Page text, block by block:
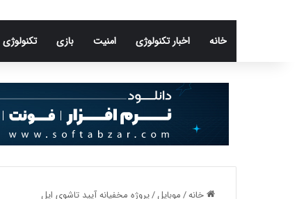
خانه اخبار تکنولوژی امنيت بازی تکنولوژی
خانه/موبایل/پروژه مخفیانه آیپد تاشوی اپل